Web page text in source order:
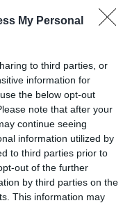
My Personal
to third parties, or
information for
the below opt-out
note that after your
continue seeing
information utilized by
to third parties prior to
out of the further
by third parties on the
This information may
επιτέθηκε
Ισπανία και